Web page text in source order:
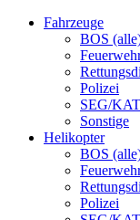
Fahrzeuge
BOS
Polizei
SEG/
Sonstige
Helikopter
BOS
Polizei